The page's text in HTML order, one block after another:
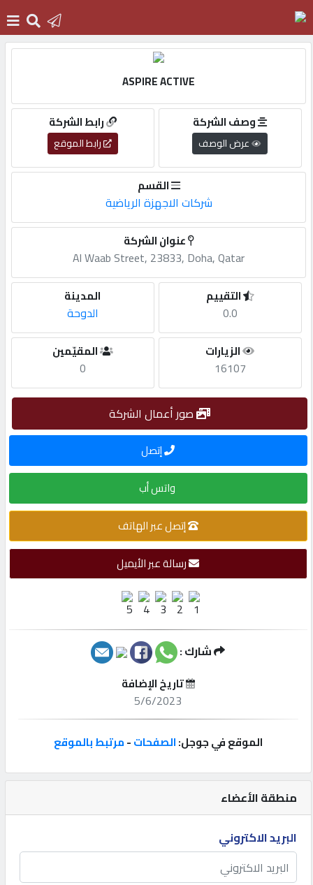
دخول
التسجيل
أضف
مطلوب
طلب
الأقسام
شركات
إعلانات
المنتدى
كيو
مزاد
منطقة الأعضاء
البريد الاكتروني
ASPIRE ACTIVE
رابط الشركة
رابط الموقع
وصف الشركة
عرض الوصف
القسم
شركات الاجهزة الرياضية
عنوان الشركة
Al Waab Street, 23833, Doha, Qatar
المدينة
الدوحة
التقييم
0.0
المقيّمين
0
الزيارات
16107
صور أعمال الشركة
إتصل
واتس أب
إتصل عبر الهاتف
رسالة عبر الأيميل
شارك :
تاريخ الإضافة
5/6/2023
الموقع في جوجل:الصفحات-مرتبط بالموقع